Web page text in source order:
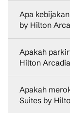
Apa
by Hilton
Apakah
Hilton
Apakah
Suites by